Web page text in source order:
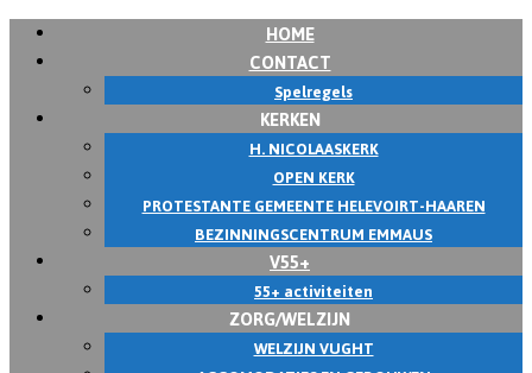
HOME
CONTACT
Spelregels
KERKEN
H. NICOLAASKERK
OPEN KERK
PROTESTANTE GEMEENTE HELEVOIRT-HAAREN
BEZINNINGSCENTRUM EMMAUS
V55+
55+ activiteiten
ZORG/WELZIJN
WELZIJN VUGHT